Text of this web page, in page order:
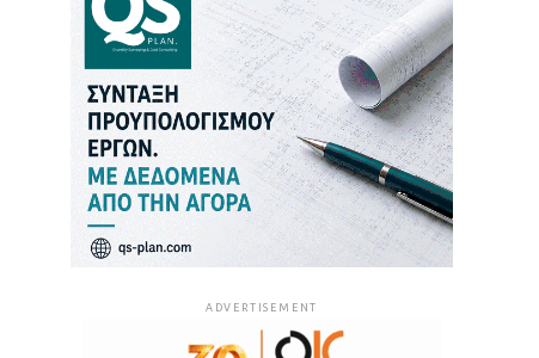
ADVERTISEMENT